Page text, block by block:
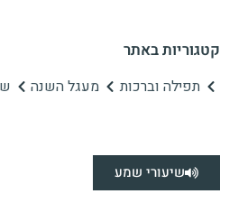
קטגוריות באתר
תפילה וברכות מעגל השנה
שיעורי שמע